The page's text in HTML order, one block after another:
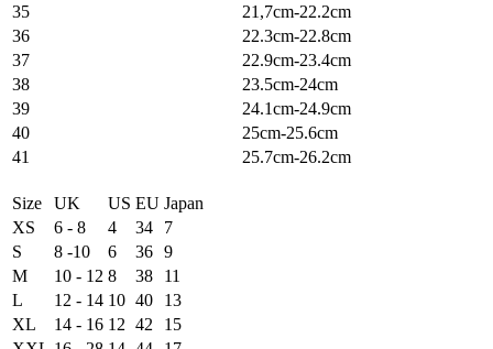
35
21,7cm-22.2cm
36
22.3cm-22.8cm
37
22.9cm-23.4cm
38
23.5cm-24cm
39
24.1cm-24.9cm
40
25cm-25.6cm
41
25.7cm-26.2cm
Size UK US EU Japan
XS
6 - 8 4 34
7
S
8 -10 6 36 9
M
10 - 12 8 38
11
L
12 - 14 10 40
13
XL
14 - 16 12 42
15